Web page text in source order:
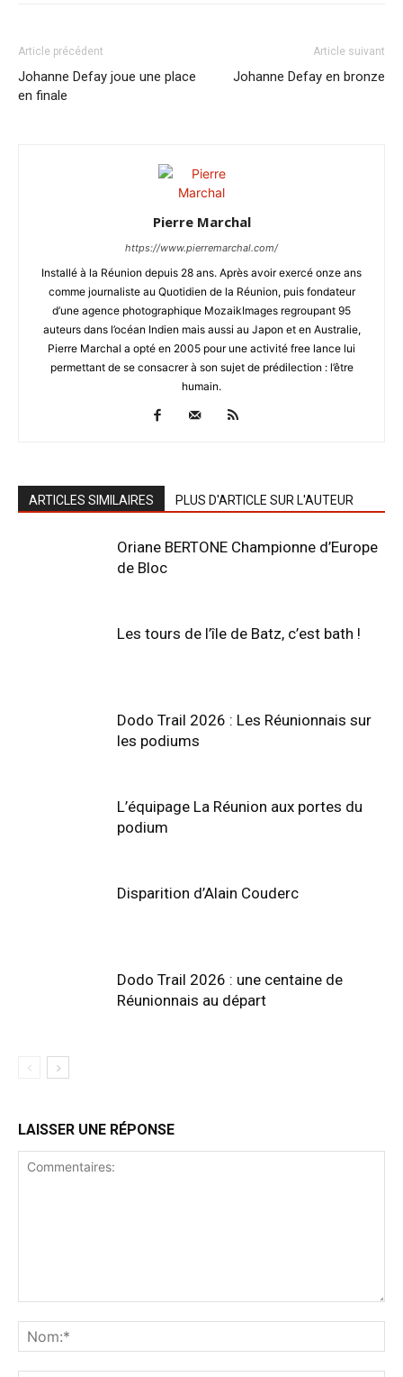
Article précédent
Johanne Defay joue une place
en finale
Article suivant
Johanne Defay en bronze
Pierre Marchal
https://www.pierremarchal.com/
Installé à la Réunion depuis 28 ans. Après avoir exercé onze ans
comme journaliste au Quotidien de la Réunion, puis fondateur
d’une agence photographique MozaikImages regroupant 95
auteurs dans l’océan Indien mais aussi au Japon et en Australie,
Pierre Marchal a opté en 2005 pour une activité free lance lui
permettant de se consacrer à son sujet de prédilection : l’être
humain.
ARTICLES SIMILAIRES PLUS D'ARTICLE SUR L'AUTEUR
Oriane BERTONE Championne d’Europe
de Bloc
Les tours de l’île de Batz, c’est bath !
Dodo Trail 2026 : Les Réunionnais sur
les podiums
L’équipage La Réunion aux portes du
podium
Disparition d’Alain Couderc
Dodo Trail 2026 : une centaine de
Réunionnais au départ
LAISSER UNE RÉPONSE